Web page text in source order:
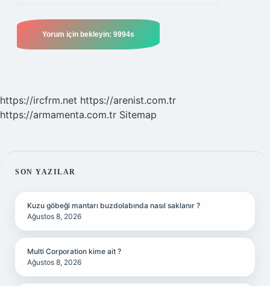
https://ircfrm.net https://arenist.com.tr
https://armamenta.com.tr Sitemap
SIDEBAR
SON YAZILAR
Kuzu göbeği mantarı buzdolabında nasıl saklanır ?
Ağustos 8, 2026
Multi Corporation kime ait ?
Ağustos 8, 2026